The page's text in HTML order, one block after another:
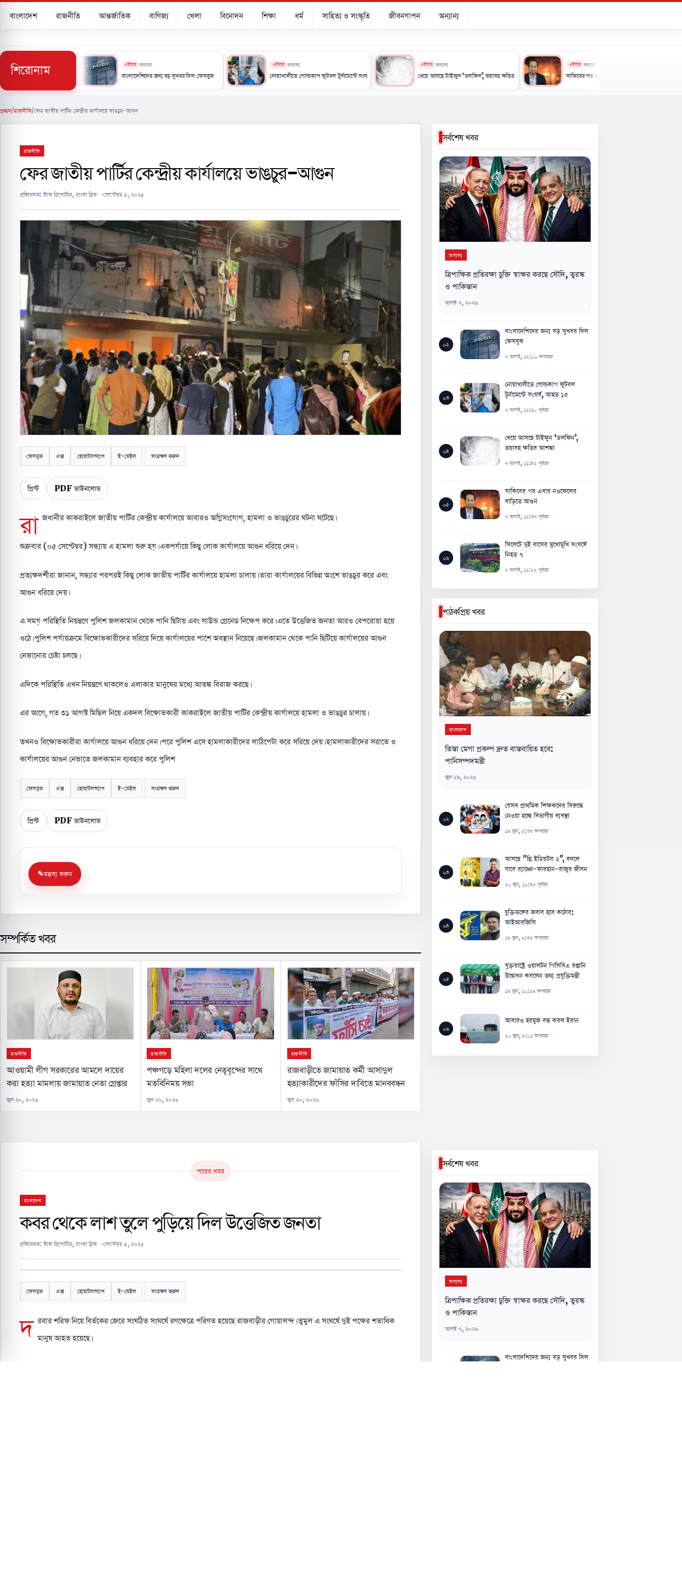
বাংলাদেশ রাজনীতি আন্তর্জাতিক বাণিজ্য খেলা বিনোদন শিক্ষা ধর্ম সাহিত্য ও সংস্কৃতি জীবনযাপন অন্যান্য
শিরোনাম
করছে সৌদি, তুরস্ক ও পাকিস্তান
এইমাত্র অন্যান্য
বাংলাদেশিদের জন্য বড় সুখবর দিল ফেসবুক
এইমাত্র অন্যান্য
নোয়াখালীতে গোল্ডকাপ ফুটবল টুর্নামেন্টে সংঘর্ষ, আহত ১৫
এইমাত্র
ধেয়ে আসছে টাইফুন ‘ডলফিন’, ভয়াবহ ক্ষতির আশঙ্কা
এইমাত্র অন্যান্য
সাকিবের পর এবার নওফেলের বাড়িতে আগুন
প্রচ্ছদ/রাজনীতি/ফের জাতীয় পার্টির কেন্দ্রীয় কার্যালয়ে ভাঙচুর-আগুন
রাজনীতি
ফের জাতীয় পার্টির কেন্দ্রীয় কার্যালয়ে ভাঙচুর-আগুন
প্রতিবেদক: স্টাফ রিপোর্টার, বাংলা ব্রিফ সেপ্টেম্বর ৫, ২০২৫
ফেসবুক এক্স হোয়াটসঅ্যাপ ই-মেইল সংরক্ষণ করুন
প্রিন্ট PDF ডাউনলোড
রা জধানীর কাকরাইলে জাতীয় পার্টির কেন্দ্রীয় কার্যালয়ে আবারও অগ্নিসংযোগ, হামলা ও ভাঙচুরের ঘটনা ঘটেছে।
শুক্রবার (০৫ সেপ্টেম্বর) সন্ধ্যায় এ হামলা শুরু হয়। একপর্যায়ে কিছু লোক কার্যালয়ে আগুন ধরিয়ে দেন।
প্রত্যক্ষদর্শীরা জানান, সন্ধ্যার পরপরই কিছু লোক জাতীয় পার্টির কার্যালয়ে হামলা চালায়। তারা কার্যালয়ের বিভিন্ন অংশে ভাঙচুর করে এবং
আগুন ধরিয়ে দেয়।
এ সময় পরিস্থিতি নিয়ন্ত্রণে পুলিশ জলকামান থেকে পানি ছিটায় এবং সাউন্ড গ্রেনেড নিক্ষেপ করে। এতে উত্তেজিত জনতা আরও বেপরোয়া হয়ে
ওঠে। পুলিশ পর্যায়ক্রমে বিক্ষোভকারীদের সরিয়ে দিয়ে কার্যালয়ের পাশে অবস্থান নিয়েছে। জলকামান থেকে পানি ছিটিয়ে কার্যালয়ের আগুন
নেভানোর চেষ্টা চলছে।
এদিকে পরিস্থিতি এখন নিয়ন্ত্রণে থাকলেও এলাকার মানুষের মধ্যে আতঙ্ক বিরাজ করছে।
এর আগে, গত ৩১ আগস্ট মিছিল নিয়ে একদল বিক্ষোভকারী কাকরাইলে জাতীয় পার্টির কেন্দ্রীয় কার্যালয়ে হামলা ও ভাঙচুর চালায়।
তখনও বিক্ষোভকারীরা কার্যালয়ে আগুন ধরিয়ে দেন। পরে পুলিশ এসে হামলাকারীদের লাঠিপেটা করে সরিয়ে দেয়। হামলাকারীদের সরাতে ও
কার্যালয়ের আগুন নেভাতে জলকামান ব্যবহার করে পুলিশ
ফেসবুক এক্স হোয়াটসঅ্যাপ ই-মেইল সংরক্ষণ করুন
প্রিন্ট PDF ডাউনলোড
মন্তব্য করুন
সম্পর্কিত খবর
রাজনীতি
আওয়ামী লীগ সরকারের আমলে দায়ের
করা হত্যা মামলায় জামায়াত নেতা গ্রেপ্তার
জুন ২০, ২০২৬
রাজনীতি
পঞ্চগড়ে মহিলা দলের নেতৃবৃন্দের সাথে
মতবিনিময় সভা
জুন ২০, ২০২৬
রাজনীতি
রাজবাড়ীতে জামায়াত কর্মী আসাদুল
হত্যাকারীদের ফাঁসির দাবিতে মানববন্ধন
জুন ২০, ২০২৬
সর্বশেষ খবর
অন্যান্য
ত্রিপাক্ষিক প্রতিরক্ষা চুক্তি স্বাক্ষর করছে সৌদি, তুরস্ক
ও পাকিস্তান
আগস্ট ৭, ২০২৬
০২
বাংলাদেশিদের জন্য বড় সুখবর দিল
ফেসবুক
৭ আগস্ট, ১২:০০ অপরাহ্ন
০৩
নোয়াখালীতে গোল্ডকাপ ফুটবল
টুর্নামেন্টে সংঘর্ষ, আহত ১৫
৭ আগস্ট, ১১:৫০ পূর্বাহ্ন
০৪
ধেয়ে আসছে টাইফুন ‘ডলফিন’,
ভয়াবহ ক্ষতির আশঙ্কা
৭ আগস্ট, ১১:৪২ পূর্বাহ্ন
০৫
সাকিবের পর এবার নওফেলের
বাড়িতে আগুন
৭ আগস্ট, ১১:৩৭ পূর্বাহ্ন
০৬
সিলেটে দুই বাসের মুখোমুখি সংঘর্ষে
নিহত ৭
৭ আগস্ট, ১১:২২ পূর্বাহ্ন
পাঠকপ্রিয় খবর
বাংলাদেশ
তিস্তা মেগা প্রকল্প দ্রুত বাস্তবায়িত হবে:
পানিসম্পদমন্ত্রী
জুন ১৯, ২০২৬
০২
যেসব প্রাথমিক শিক্ষকদের বিরুদ্ধে
নেওয়া হচ্ছে বিভাগীয় ব্যবস্থা
১৯ জুন, ৫:৩৩ অপরাহ্ন
০৩
আসছে "থ্রি ইডিয়টস ২", বদলে
যাবে র‍্যাঞ্চো-ফারহান-রাজুর জীবন
২০ জুন, ১০:৪৫ পূর্বাহ্ন
০৪
চুক্তিভঙ্গের জবাব হবে কঠোর:
আইআরজিসি
১৯ জুন, ৬:৩৫ অপরাহ্ন
০৫
যুক্তরাষ্ট্রে ওয়ালটন পিসিবিএ রপ্তানি
উদ্বোধন করলেন তথ্য প্রযুক্তিমন্ত্রী
১৯ জুন, ১০:২৯ অপরাহ্ন
০৬
আবারও হরমুজ বন্ধ করল ইরান
২০ জুন, ৮:০১ অপরাহ্ন
পরের খবর
বাংলাদেশ
কবর থেকে লাশ তুলে পুড়িয়ে দিল উত্তেজিত জনতা
প্রতিবেদক: স্টাফ রিপোর্টার, বাংলা ব্রিফ সেপ্টেম্বর ৫, ২০২৫
ফেসবুক এক্স হোয়াটসঅ্যাপ ই-মেইল সংরক্ষণ করুন
দ রবার শরিফ নিয়ে বির্তকের জেরে সংঘঠিত সংঘর্ষে রণক্ষেত্রে পরিণত হয়েছে রাজবাড়ীর গোয়ালন্দ। তুমুল এ সংঘর্ষে দুই পক্ষের শতাধিক
মানুষ আহত হয়েছে।
সর্বশেষ খবর
অন্যান্য
ত্রিপাক্ষিক প্রতিরক্ষা চুক্তি স্বাক্ষর করছে সৌদি, তুরস্ক
ও পাকিস্তান
আগস্ট ৭, ২০২৬
বাংলাদেশিদের জন্য বড় সুখবর দিল